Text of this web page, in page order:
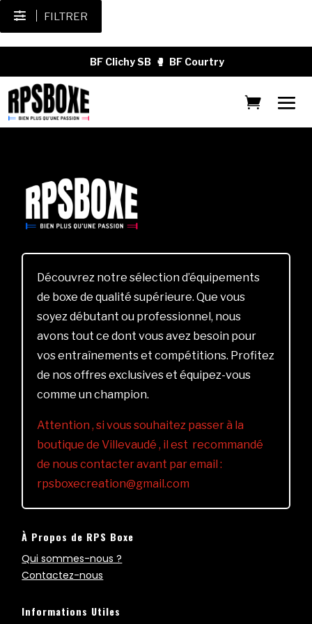
FILTRER
BF Clichy SB 🥊 BF Courtry
Découvrez notre sélection d’équipements
de boxe de qualité supérieure. Que vous
soyez débutant ou professionnel, nous
avons tout ce dont vous avez besoin pour
vos entraînements et compétitions. Profitez
de nos offres exclusives et équipez-vous
comme un champion.
Attention , si vous souhaitez passer à la
boutique de Villevaudé , il est recommandé
de nous contacter avant par email :
rpsboxecreation@gmail.com
À Propos de RPS Boxe
Qui sommes-nous ?
Contactez-nous
Informations Utiles